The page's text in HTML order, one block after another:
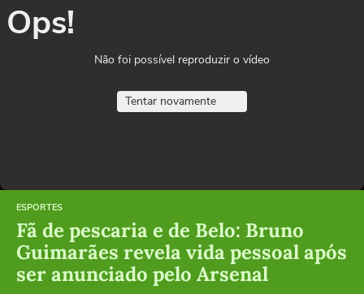
Ops!
Não foi possível reproduzir o vídeo
Tentar novamente
ESPORTES
Fã de pescaria e de Belo: Bruno
Guimarães revela vida pessoal após
ser anunciado pelo Arsenal